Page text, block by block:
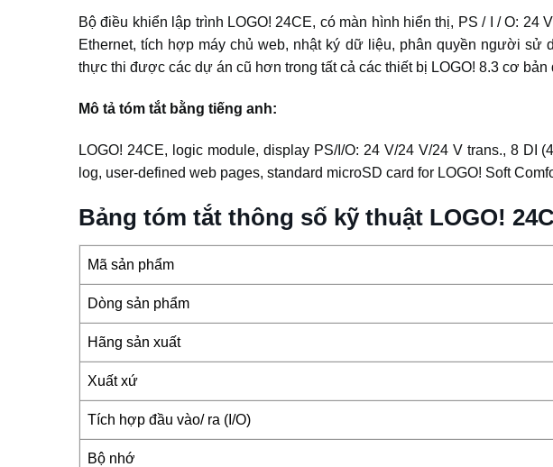
Bộ điều khiển lập trình LOGO! 24CE, có màn hình hiển thị, PS / I / O:
Ethernet, tích hợp máy chủ web, nhật ký dữ liệu, phân quyền người sử
thực thi được các dự án cũ hơn trong tất cả các thiết bị LOGO! 8.3 cơ bản
Mô tả tóm tắt bằng tiếng anh:
LOGO! 24CE, logic module, display PS/I/O: 24 V/24 V/24 V trans., 8 DI
log, user-defined web pages, standard microSD card for LOGO! Soft
Bảng tóm tắt thông số kỹ thuật LOGO!
Mã sản phẩm
Dòng sản phẩm
Hãng sản xuất
Xuất xứ
Tích hợp đầu vào/ ra (I/O)
Bộ nhớ